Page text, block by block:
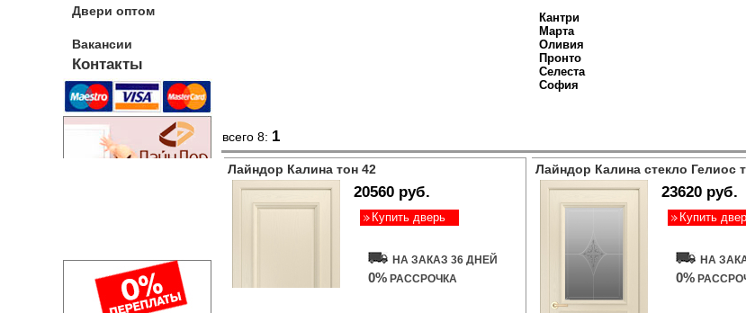
Двери оптом
Вакансии
Контакты
Кантри
Марта
Оливия
Пронто
Селеста
София
всего 8: 1
Лайндор Калина тон 42
20560 руб.
Купить дверь
НА ЗАКАЗ 36 ДНЕЙ
0% РАССРОЧКА
Лайндор Калина стекло Гелиос
23620 руб.
Купить
НА
0%